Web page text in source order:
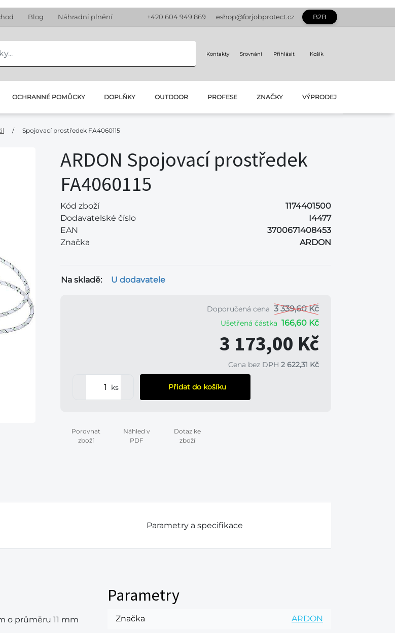
Blog Náhradní plnění +420 604 949 869 eshop@forjobprotect.cz B2B
Kontakty Srovnání Přihlásit Košík
OCHRANNÉ POMŮCKY DOPLŇKY OUTDOOR PROFESE ZNAČKY VÝPRODEJ
/ Spojovací prostředek FA4060115
ARDON Spojovací prostředek
FA4060115
Kód zboží
1174401500
Dodavatelské číslo
I4477
EAN
3700671408453
Značka
ARDON
Na skladě: U dodavatele
Doporučená cena 3 339,60 Kč
Ušetřená částka 166,60 Kč
3 173,00 Kč
Cena bez DPH 2 622,31 Kč
ks Přidat do košíku
Porovnat
zboží
Náhled v
PDF
Dotaz ke
zboží
Parametry a specifikace
o průměru 11 mm
Parametry
Značka ARDON